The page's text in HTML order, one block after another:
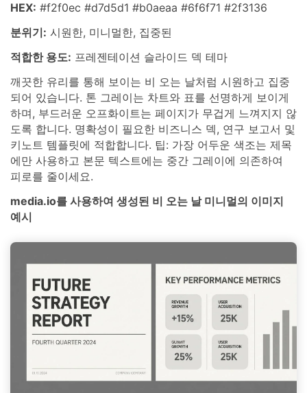
HEX: #f2f0ec #d7d5d1 #b0aeaa #6f6f71 #2f3136
분위기: 시원한, 미니멀한, 집중된
적합한 용도: 프레젠테이션 슬라이드 덱 테마
깨끗한 유리를 통해 보이는 비 오는 날처럼 시원하고 집중
되어 있습니다. 톤 그레이는 차트와 표를 선명하게 보이게
하며, 부드러운 오프화이트는 페이지가 무겁게 느껴지지 않
도록 합니다. 명확성이 필요한 비즈니스 덱, 연구 보고서 및
키노트 템플릿에 적합합니다. 팁: 가장 어두운 색조는 제목
에만 사용하고 본문 텍스트에는 중간 그레이에 의존하여
피로를 줄이세요.
media.io를 사용하여 생성된 비 오는 날 미니멀의 이미지
예시